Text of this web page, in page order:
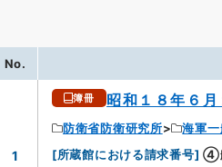
No.
1
簿冊 昭和１８年６
防衛省防衛研究所 海軍
[所蔵館における請求番号] ④